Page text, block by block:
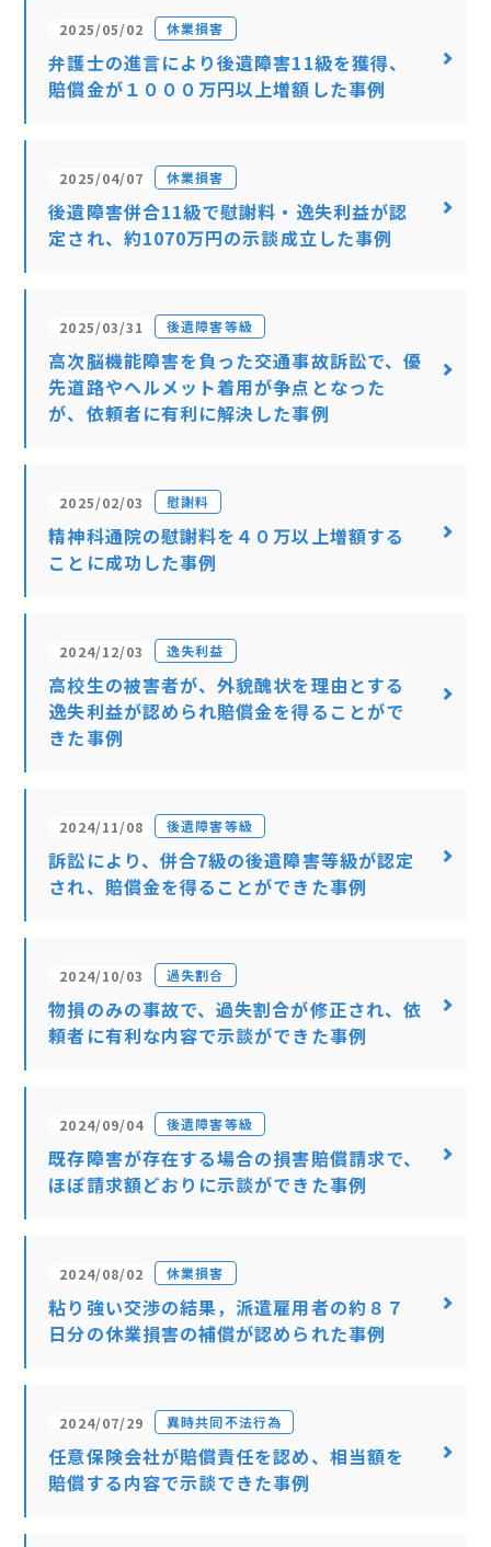
2025/05/02 休業損害
弁護士の進言により後遺障害11級を獲得、
賠償金が１０００万円以上増額した事例
2025/04/07 休業損害
後遺障害併合11級で慰謝料・逸失利益が認
定され、約1070万円の示談成立した事例
2025/03/31 後遺障害等級
高次脳機能障害を負った交通事故訴訟で、優
先道路やヘルメット着用が争点となった
が、依頼者に有利に解決した事例
2025/02/03 慰謝料
精神科通院の慰謝料を４０万以上増額する
ことに成功した事例
2024/12/03 逸失利益
高校生の被害者が、外貌醜状を理由とする
逸失利益が認められ賠償金を得ることがで
きた事例
2024/11/08 後遺障害等級
訴訟により、併合7級の後遺障害等級が認定
され、賠償金を得ることができた事例
2024/10/03 過失割合
物損のみの事故で、過失割合が修正され、依
頼者に有利な内容で示談ができた事例
2024/09/04 後遺障害等級
既存障害が存在する場合の損害賠償請求で、
ほぼ請求額どおりに示談ができた事例
2024/08/02 休業損害
粘り強い交渉の結果，派遣雇用者の約８７
日分の休業損害の補償が認められた事例
2024/07/29 異時共同不法行為
任意保険会社が賠償責任を認め、相当額を
賠償する内容で示談できた事例